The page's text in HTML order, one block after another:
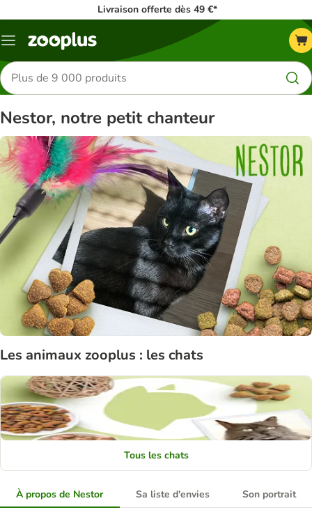
Livraison offerte dès 49 €*
Menu
Rechercher
des
produits
Nestor, notre petit chanteur
Les animaux zooplus : les chats
Tous les chats
À propos de Nestor Sa liste d'envies Son portrait